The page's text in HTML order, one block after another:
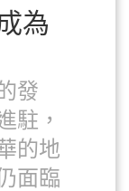
為
發
駐，
的地
面臨